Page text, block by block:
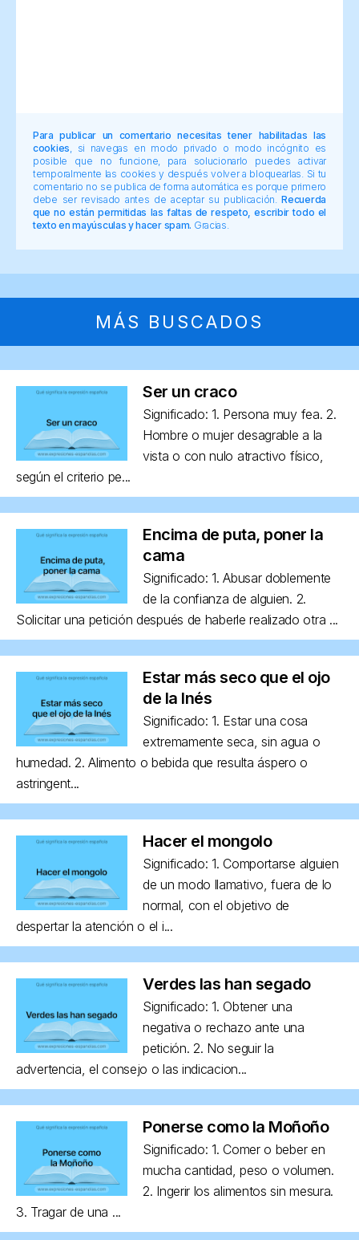
Para publicar un comentario necesitas tener habilitadas las
cookies , si navegas en modo privado o modo incógnito es
posible que no funcione, para solucionarlo puedes activar
temporalmente las cookies y después volver a bloquearlas. Si tu
comentario no se publica de forma automática es porque primero
debe ser revisado antes de aceptar su publicación.Recuerda
que no están permitidas las faltas de respeto, escribir todo el
texto en mayúsculas y hacer spam. Gracias.
MÁS BUSCADOS
Ser un craco
Significado: 1. Persona muy fea. 2.
Hombre o mujer desagrable a la
vista o con nulo atractivo físico,
según el criterio pe...
Encima de puta, poner la
cama
Significado: 1. Abusar doblemente
de la confianza de alguien. 2.
Solicitar una petición después de haberle realizado otra ...
Estar más seco que el ojo
de la Inés
Significado: 1. Estar una cosa
extremamente seca, sin agua o
humedad. 2. Alimento o bebida que resulta áspero o
astringent...
Hacer el mongolo
Significado: 1. Comportarse alguien
de un modo llamativo, fuera de lo
normal, con el objetivo de
despertar la atención o el i...
Verdes las han segado
Significado: 1. Obtener una
negativa o rechazo ante una
petición. 2. No seguir la
advertencia, el consejo o las indicacion...
Ponerse como la Moñoño
Significado: 1. Comer o beber en
mucha cantidad, peso o volumen.
2. Ingerir los alimentos sin mesura.
3. Tragar de una ...